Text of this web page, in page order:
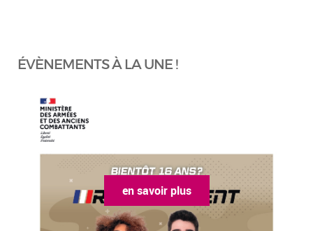
ÉVÈNEMENTS À LA UNE !
en savoir plus